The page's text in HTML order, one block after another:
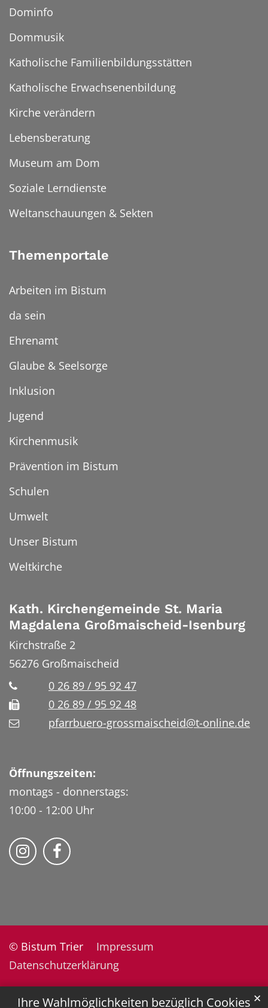
Ihre Wahlmöglichkeiten bezüglich Cookies ✕
Dominfo
Dommusik
Katholische Familienbildungsstätten
Katholische Erwachsenenbildung
Kirche verändern
Lebensberatung
Museum am Dom
Soziale Lerndienste
Weltanschauungen & Sekten
Themenportale
Arbeiten im Bistum
da sein
Ehrenamt
Glaube & Seelsorge
Inklusion
Jugend
Kirchenmusik
Prävention im Bistum
Schulen
Umwelt
Unser Bistum
Weltkirche
Kath. Kirchengemeinde St. Maria
Magdalena Großmaischeid-Isenburg
Kirchstraße 2
56276 Großmaischeid
0 26 89 / 95 92 47
0 26 89 / 95 92 48
pfarrbuero-grossmaischeid@t-online.de
Öffnungszeiten:
montags - donnerstags:
10:00 - 12:00 Uhr
Folge uns auf Instragram
Fogle uns auf Facebook
© Bistum Trier
Impressum
Datenschutzerklärung